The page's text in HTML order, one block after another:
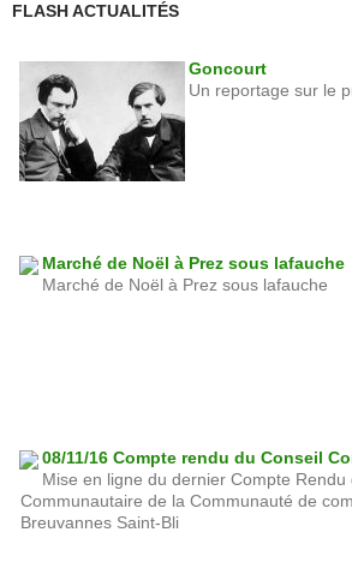
FLASH ACTUALITÉS
Goncourt
Un reportage sur le
Marché de Noël à Prez sous lafauche
Marché de Noël à Prez sous lafauche
08/11/16 Compte rendu du Conseil
Mise en ligne du dernier Compte Rendu
Communautaire de la Communauté de
Breuvannes Saint-Bli